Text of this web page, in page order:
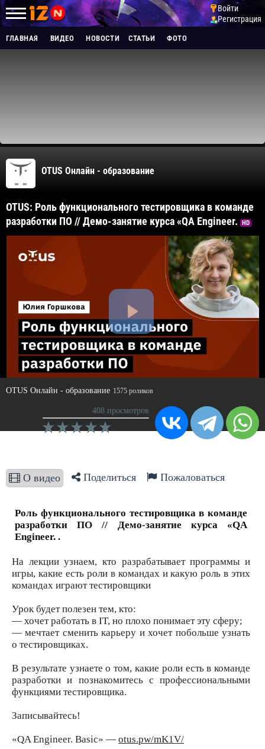
Войти
Регистрация
ГЛАВНАЯ ВИДЕО НОВОСТИ СТАТЬИ ФОТО
OTUS Онлайн - образование
OTUS: Роль функционального тестировщика в команде
разработки ПО // Демо-занятие курса «QA Engineer.
HD
OTUS Онлайн - образование 1575 роликов
408 просмотров
О видео Поделиться Пожаловаться
Роль функционального тестировщика в команде
разработки ПО // Демо-занятие курса «QA
Engineer. .
На лекции узнаем, кто разрабатывает программы и
игры, какие есть роли в командах и какую роль в этих
командах играют тестировщики
Урок будет полезен тем, кто:
— хочет работать в IT, но плохо понимает эту сферу;
— мечтает сменить карьеру и хочет побольше узнать
о тестировщиках.
В результате узнаете о том, какие роли есть в команде
разработки и познакомитесь с профессиональными
функциями тестировщика.
Записывайтесь!
«QA Engineer. Basic» — otus.pw/mK1V/